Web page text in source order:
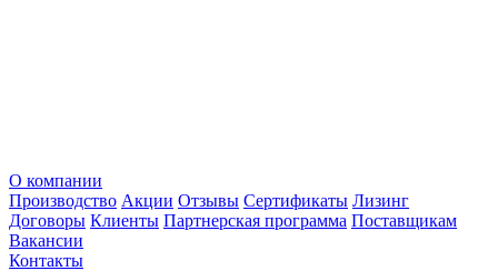
О компании
Производство Акции Отзывы Сертификаты Лизинг
Договоры Клиенты Партнерская программа Поставщикам
Вакансии
Контакты